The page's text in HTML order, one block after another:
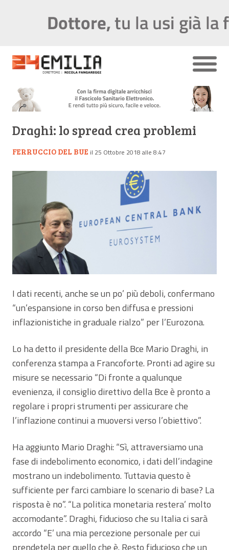
Draghi: lo spread crea problemi
FERRUCCIO DEL BUE il 25 Ottobre 2018 alle 8:47
I dati recenti, anche se un po’ più deboli, confermano
“un’espansione in corso ben diffusa e pressioni
inflazionistiche in graduale rialzo” per l’Eurozona.
Lo ha detto il presidente della Bce Mario Draghi, in
conferenza stampa a Francoforte. Pronti ad agire su
misure se necessario “Di fronte a qualunque
evenienza, il consiglio direttivo della Bce è pronto a
regolare i propri strumenti per assicurare che
l’inflazione continui a muoversi verso l’obiettivo”.
Ha aggiunto Mario Draghi: “Sì, attraversiamo una
fase di indebolimento economico, i dati dell’indagine
mostrano un indebolimento. Tuttavia questo è
sufficiente per farci cambiare lo scenario di base? La
risposta è no”. “La politica monetaria restera’ molto
accomodante”. Draghi, fiducioso che su Italia ci sarà
accordo “E’ una mia percezione personale per cui
prendetela per quello che è. Resto fiducioso che un